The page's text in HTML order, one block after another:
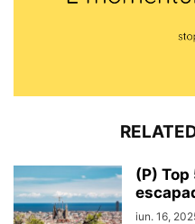
(P)
iun. 16,